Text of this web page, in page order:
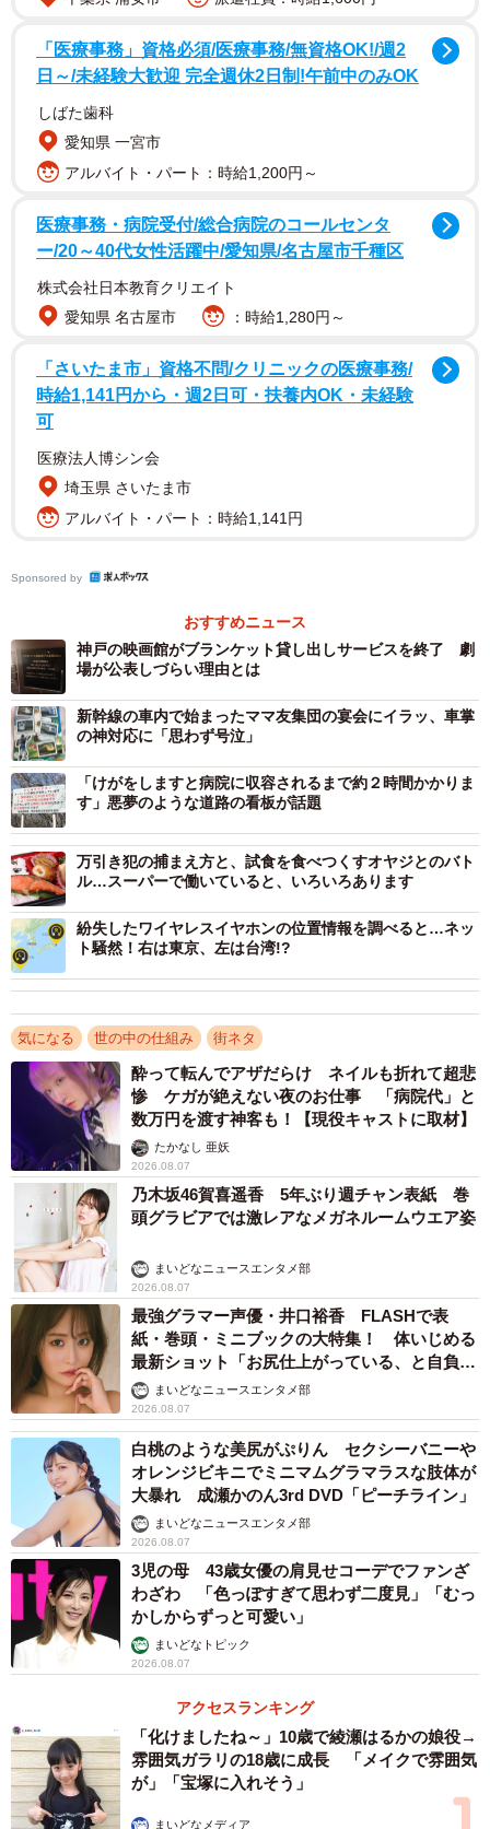
持って帰っていいのは、使い切りの消耗品だそうです／画像はイメージ
です（tsuppyinny/stock.adobe.com）
いるものはだめですが、インバウンドのお客様の中には持
って帰られてしまう方もいますね。タオルもクリーニング
をして使っているので、持ち帰りはできません」
「タオルの持ち帰りは昔から課題ですよね。旅館だと薄い
タオルは持ち帰りができたりするので、それと同じだと考
えておられるお客様もいらっしゃるようです」
「タオルは実はホテルのものではなく、契約をしているリ
ネン業者のものなのです。ホテル側として客室清掃の際に
枚数がそろっているかなど、細かく確認できているわけで
はありませんが、持ち帰りはご遠慮いただきたいです」
持ち帰られる品物はその時々の世相も反映…
…小さくて便利なものは、どうしても持ち帰られやすいよ
うです。また、持ち帰られるものには世相も反映している
らしく、災害などが起きると、びっくりするものが急に持
ち帰られるようになったりするみたいです。
「ドライヤーを持ち帰られることは多いですね。昔はこう
いう電化製品は部屋に固定されていたと思うのですが、そ
うしていないところでは、どうしてもよくなくなります。
卓上の鏡も持ち帰られやすいですね」
3/6
よく持ち帰られてしまうドライヤー…確かに昔は部屋に固定されていた
タイプが多かったですよね／画像はイメージです
（Nattaro/stock.adobe.com）
「消耗品のように持ち帰られてしまう代表格といえば…携
帯電話などの充電ができる『マルチアダプター』だと思い
ます。故意なのか勘違いなのか分からないのですが、本当
ました。ホテルによっては部屋への備え付けはあきらめ
て、必要な方にフロントで貸し出すかたちに変更したとこ
ろもあるそうです」
「医療事務」資格必須/医療事務/無資格OK!/週2
日～/未経験大歓迎 完全週休2日制!午前中のみOK
しばた歯科
愛知県 一宮市
アルバイト・パート：時給1,200円～
医療事務・病院受付/総合病院のコールセンタ
ー/20～40代女性活躍中/愛知県/名古屋市千種区
株式会社日本教育クリエイト
愛知県 名古屋市
：時給1,280円～
「さいたま市」資格不問/クリニックの医療事務/
時給1,141円から・週2日可・扶養内OK・未経験
可
医療法人博シン会
埼玉県 さいたま市
アルバイト・パート：時給1,141円
Sponsored by
おすすめニュース
神戸の映画館がブランケット貸し出しサービスを終了 劇
場が公表しづらい理由とは
新幹線の車内で始まったママ友集団の宴会にイラッ、車掌
の神対応に「思わず号泣」
「けがをしますと病院に収容されるまで約２時間かかりま
す」悪夢のような道路の看板が話題
万引き犯の捕まえ方と、試食を食べつくすオヤジとのバト
ル…スーパーで働いていると、いろいろあります
紛失したワイヤレスイヤホンの位置情報を調べると…ネッ
ト騒然！右は東京、左は台湾!?
気になる 世の中の仕組み 街ネタ
酔って転んでアザだらけ ネイルも折れて超悲
惨 ケガが絶えない夜のお仕事 「病院代」と
数万円を渡す神客も！【現役キャストに取材】
たかなし 亜妖
2026.08.07
乃木坂46賀喜遥香 5年ぶり週チャン表紙 巻
頭グラビアでは激レアなメガネルームウエア姿
まいどなニュースエンタメ部
2026.08.07
最強グラマー声優・井口裕香 FLASHで表
紙・巻頭・ミニブックの大特集！ 体いじめる
最新ショット「お尻仕上がっている、と自負し
ています」「いくつになっても理想の身体でい
たい」
まいどなニュースエンタメ部
2026.08.07
白桃のような美尻がぷりん セクシーバニーや
オレンジビキニでミニマムグラマラスな肢体が
大暴れ 成瀬かのん3rd DVD「ピーチライン」
まいどなニュースエンタメ部
2026.08.07
3児の母 43歳女優の肩見せコーデでファンざ
わざわ 「色っぽすぎて思わず二度見」「むっ
かしからずっと可愛い」
まいどなトピック
2026.08.07
アクセスランキング
「化けましたね～」10歳で綾瀬はるかの娘役→
雰囲気ガラリの18歳に成長 「メイクで雰囲気
が」「宝塚に入れそう」
まいどなメディア